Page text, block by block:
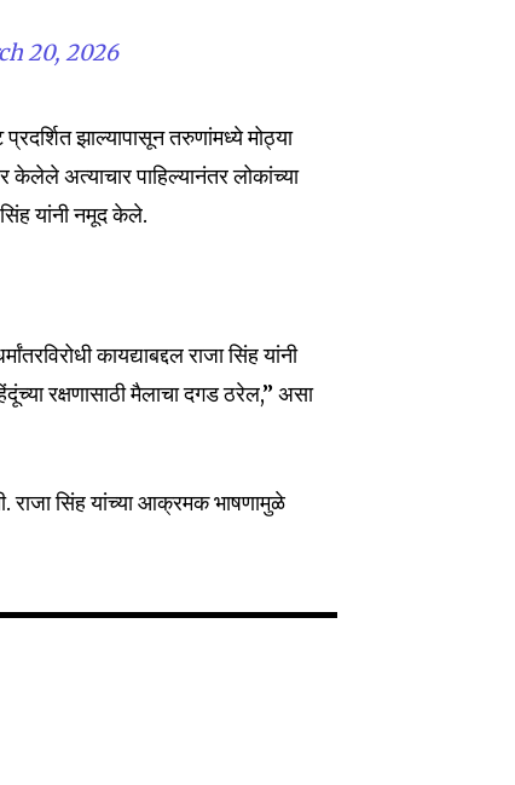
20, 2026
झाल्यापासून तरुणांमध्ये मोठ्या
अत्याचार पाहिल्यानंतर लोकांच्या
यांनी नमूद केले.
कायद्याबद्दल राजा सिंह यांनी
रक्षणासाठी मैलाचा दगड ठरेल,” असा
राजा सिंह यांच्या आक्रमक भाषणामुळे